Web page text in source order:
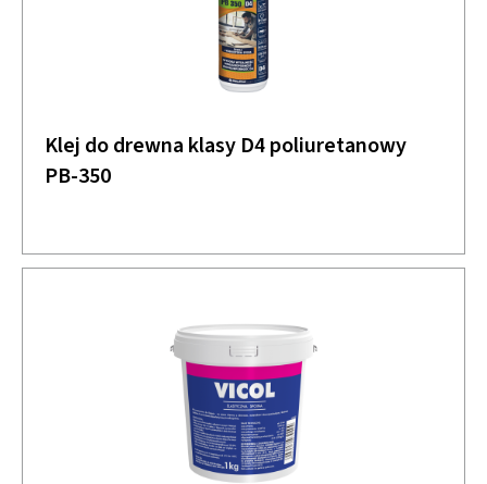
Klej do drewna klasy D4 poliuretanowy
PB-350